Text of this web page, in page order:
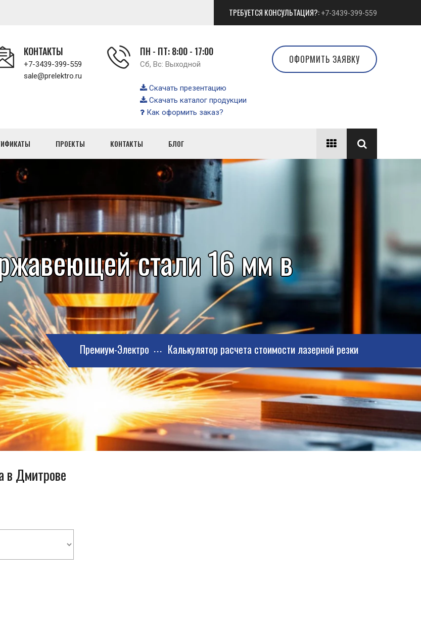
ТРЕБУЕТСЯ КОНСУЛЬТАЦИЯ?: +7-3439-399-559
КОНТАКТЫ
+7-3439-399-559
sale@prelektro.ru
ПН - ПТ: 8:00 - 17:00
Сб, Вс: Выходной
Скачать презентацию
Скачать каталог продукции
Как оформить заказ?
ОФОРМИТЬ ЗАЯВКУ
ПРОЕКТЫ КОНТАКТЫ БЛОГ
стали 16 мм в
Премиум-Электро Калькулятор расчета стоимости лазерной резки
в Дмитрове